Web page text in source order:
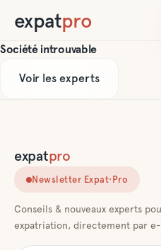
expatpro
Société introuvable
Voir les experts
expatpro
Newsletter Expat·Pro
Conseils & nouveaux experts
expatriation, directement par